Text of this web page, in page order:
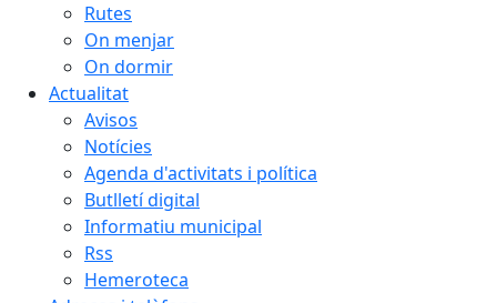
Rutes
On menjar
On dormir
Actualitat
Avisos
Notícies
Agenda d'activitats i política
Butlletí digital
Informatiu municipal
Rss
Hemeroteca